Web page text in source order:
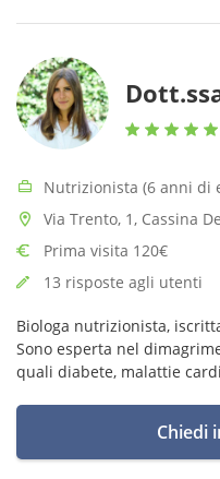
Nutrizionista (6 anni di
Via Trento, 1, Cassina
Prima visita 120€
13 risposte agli utenti
Biologa nutrizionista,
Sono esperta nel
quali diabete, malattie
Chiedi